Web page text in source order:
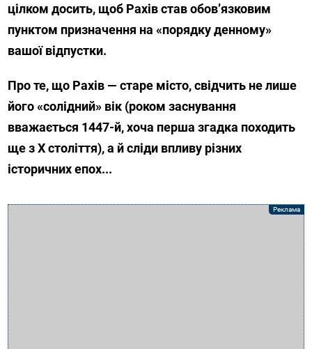
цілком досить, щоб Рахів став обов’язковим
пунктом призначення на «порядку денному»
вашої відпустки.
Про те, що Рахів — старе місто, свідчить не лише
його «солідний» вік (роком заснування
вважається 1447-й, хоча перша згадка походить
ще з Х століття), а й сліди впливу різних
історичних епох...